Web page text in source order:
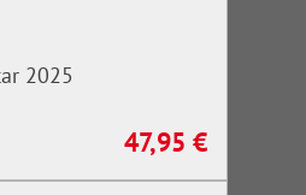
2025
Regulärer Preis:
47,95 €